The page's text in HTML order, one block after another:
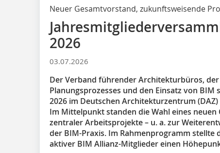
Neuer Gesamtvorstand, zukunftsweisende
2026
03.07.2026
Der Verband führender Architekturbüros,
Planungsprozesses und den Einsatz von BIM
2026 im Deutschen Architekturzentrum
Im Mittelpunkt standen die Wahl eines
zentraler Arbeitsprojekte – u. a. zur
der BIM-Praxis. Im Rahmenprogramm stellte
aktiver BIM Allianz-Mitglieder einen